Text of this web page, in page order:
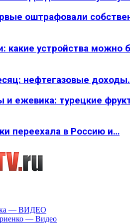
оштрафовали
какие устройства можно
нефтегазовые
и ежевика: турецкие
переехала в Россию и…
— ВИДЕО
— Видео